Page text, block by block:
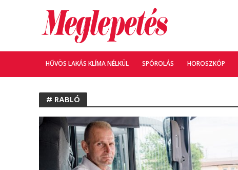
HŰVÖS LAKÁS KLÍMA NÉLKÜL SPÓROLÁS HOROSZKÓP
# RABLÓ